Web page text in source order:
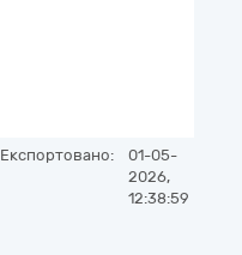
Експортовано:
01-05-
2026,
12:38:59